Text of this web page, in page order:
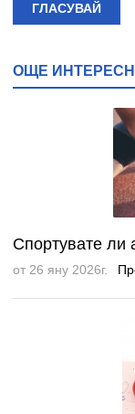
ГЛАСУВАЙ
ОЩЕ
Спортувате ли
от 26 яну 2026г.